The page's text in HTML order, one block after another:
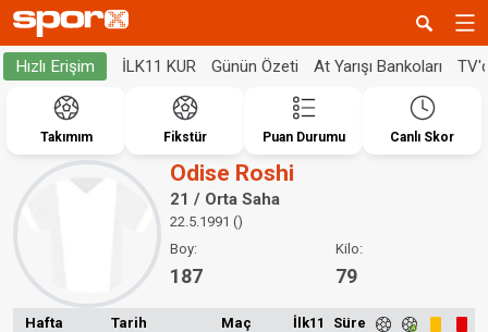
Hızlı Erişim İLK11 KUR Günün Özeti At Yarışı Bankoları
Takımım Fikstür Puan Durumu Canlı Skor
Odise Roshi
21 / Orta Saha
22.5.1991 ()
Boy:
187
Kilo:
79
Hafta Tarih Maç İlk11 Süre